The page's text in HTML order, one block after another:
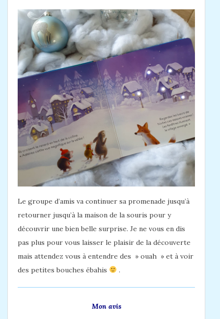
Le groupe d’amis va continuer sa promenade jusqu’à
retourner jusqu’à la maison de la souris pour y
découvrir une bien belle surprise. Je ne vous en dis
pas plus pour vous laisser le plaisir de la découverte
mais attendez vous à entendre des » ouah » et à voir
des petites bouches ébahis
.
Mon avis